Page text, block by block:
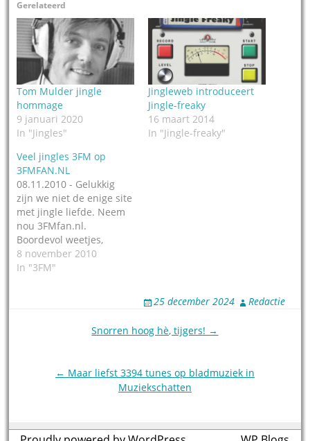
Gerelateerd
Tom Mulder jingle
hommage
9 januari 2020
In "Jingles"
Jingleweb introduceert
Jingle-freaky
16 maart 2014
In "Jingle-freaky"
Veel jingles 3FM op
3FMFAN.NL
08.11.2010 - Gelukkig
zijn we niet de enige site
met jingle liefde. Neem
nou 3FMfan.nl.
Boordevol weetjes,
playlisten, statistieken
en links. Maar ook
Mulder), Evers staat op,
jingles van de
8 november 2010
In "3FM"
25 december 2024 Redactie
Snorren hoog hè, tijgers! →
← Maar liefst 3394 tunes op bladmuziek in
Muziekschatten